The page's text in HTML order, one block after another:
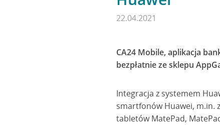
22.04.2021
CA24 Mobile, aplikacja
bezpłatnie ze sklepu
Integracja z systemem
smartfonów Huawei, m.in.
tabletów MatePad,